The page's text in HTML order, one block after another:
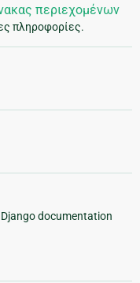
περιεχομένων
πληροφορίες.
documentation